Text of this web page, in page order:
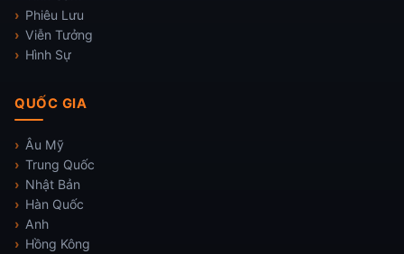
Phiêu Lưu
Viễn Tưởng
Hình Sự
QUỐC GIA
Âu Mỹ
Trung Quốc
Nhật Bản
Hàn Quốc
Anh
Hồng Kông